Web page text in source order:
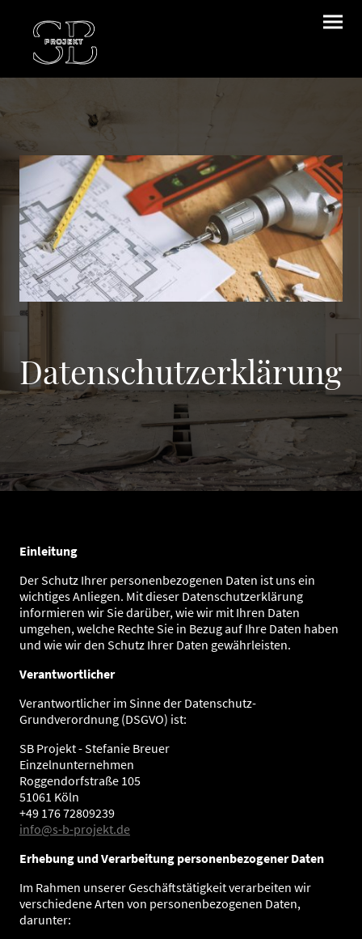
Datenschutzerklärung
Einleitung
Der Schutz Ihrer personenbezogenen Daten ist uns ein
wichtiges Anliegen. Mit dieser Datenschutzerklärung
informieren wir Sie darüber, wie wir mit Ihren Daten
umgehen, welche Rechte Sie in Bezug auf Ihre Daten haben
und wie wir den Schutz Ihrer Daten gewährleisten.
Verantwortlicher
Verantwortlicher im Sinne der Datenschutz-
Grundverordnung (DSGVO) ist:
SB Projekt - Stefanie Breuer
Einzelnunternehmen
Roggendorfstraße 105
51061 Köln
+49 176 72809239
info@s-b-projekt.de
Erhebung und Verarbeitung personenbezogener Daten
Im Rahmen unserer Geschäftstätigkeit verarbeiten wir
verschiedene Arten von personenbezogenen Daten,
darunter: